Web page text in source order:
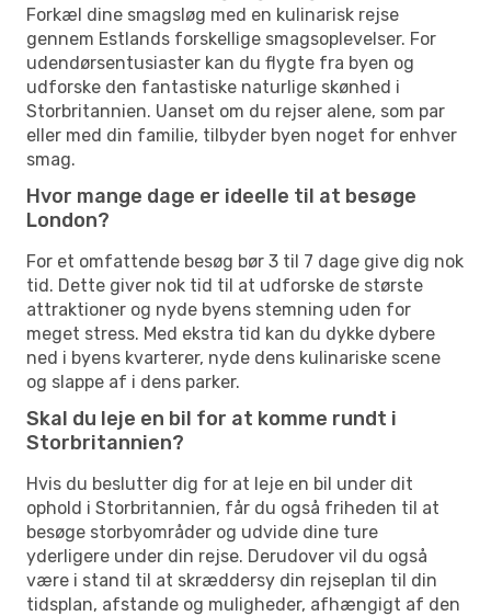
Forkæl dine smagsløg med en kulinarisk rejse
gennem Estlands forskellige smagsoplevelser. For
udendørsentusiaster kan du flygte fra byen og
udforske den fantastiske naturlige skønhed i
Storbritannien. Uanset om du rejser alene, som par
eller med din familie, tilbyder byen noget for enhver
smag.
Hvor mange dage er ideelle til at besøge
London?
For et omfattende besøg bør 3 til 7 dage give dig nok
tid. Dette giver nok tid til at udforske de største
attraktioner og nyde byens stemning uden for
meget stress. Med ekstra tid kan du dykke dybere
ned i byens kvarterer, nyde dens kulinariske scene
og slappe af i dens parker.
Skal du leje en bil for at komme rundt i
Storbritannien?
Hvis du beslutter dig for at leje en bil under dit
ophold i Storbritannien, får du også friheden til at
besøge storbyområder og udvide dine ture
yderligere under din rejse. Derudover vil du også
være i stand til at skræddersy din rejseplan til din
tidsplan, afstande og muligheder, afhængigt af den